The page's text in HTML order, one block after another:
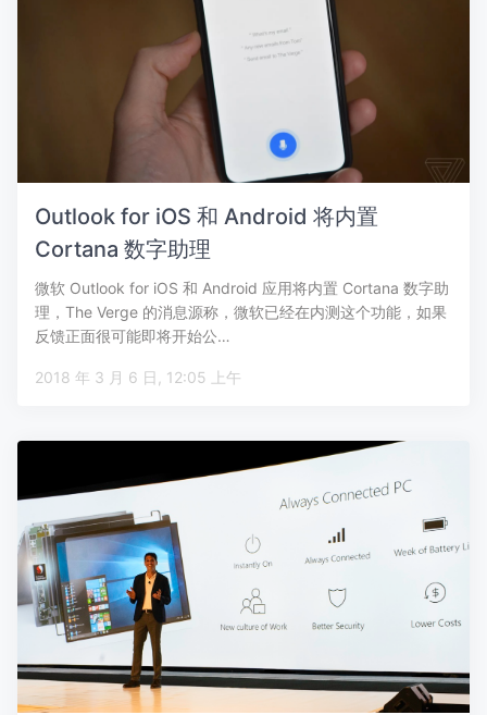
Outlook for iOS 和 Android 将内置
Cortana 数字助理
微软 Outlook for iOS 和 Android 应用将内置 Cortana 数字助
理，The Verge 的消息源称，微软已经在内测这个功能，如果
反馈正面很可能即将开始公…
2018 年 3 月 6 日, 12:05 上午